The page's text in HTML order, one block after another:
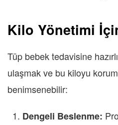
Kilo Yönetimi
Tüp bebek tedavisine
ulaşmak ve bu kiloyu
benimsenebilir:
Dengeli Beslenme: